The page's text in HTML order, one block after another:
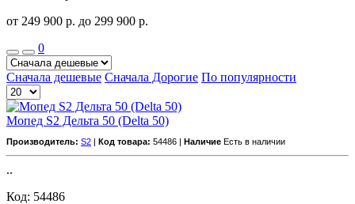
от 249 900 р. до 299 900 р.
0
Сначала дешевые Сначала Дорогие По популярности
Мопед S2 Дельта 50 (Delta 50)
Производитель: S2 | Код товара: 54486 | Наличие Есть в наличии
..
Код: 54486